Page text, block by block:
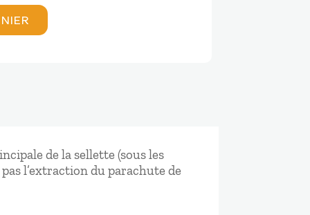
de la sellette (sous les
l’extraction du parachute de